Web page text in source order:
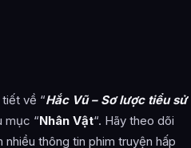
về “Hắc Vũ – Sơ lược tiểu sử
mục “Nhân Vật“. Hãy theo dõi
thông tin phim truyện hấp